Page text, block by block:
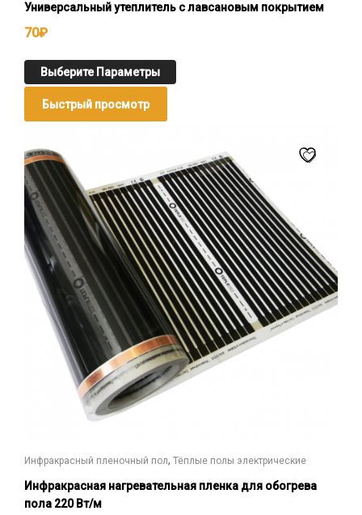
Универсальный утеплитель с лавсановым покрытием
70₽
Выберите Параметры
Быстрый просмотр
Инфракрасный пленочный пол, Тёплые полы электрические
Инфракрасная нагревательная пленка для обогрева
пола 220 Вт/м